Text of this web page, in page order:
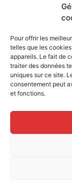
Pour offrir les
telles que les
appareils. Le fait de
traiter des données
uniques sur ce site.
consentement peut
et fonctions.
Dans cette
«
lumière la
qui fatigue, qui
n’est jamais
La 5e édition du
expositions,
performances
création
chercheurs,